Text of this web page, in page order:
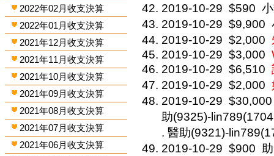
2022年02月收支決算
2022年01月收支決算
2021年12月收支決算
2021年11月收支決算
2021年10月收支決算
2021年09月收支決算
2021年08月收支決算
2021年07月收支決算
2021年06月收支決算
2019-10-29 $590
2019-10-29 $9,900
2019-10-29 $2,000
2019-10-29 $3,000
2019-10-29 $6,510
2019-10-29 $2,000
2019-10-29 $30,000
助(9325)-
. 醫助(9321)-
2019-10-29 $900